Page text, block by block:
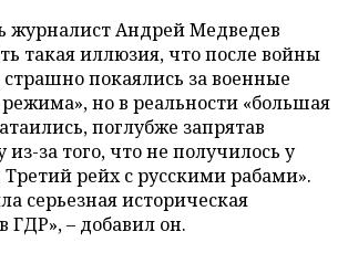
журналист Андрей Медведев
такая иллюзия, что после войны
покаялись за военные
но в реальности «большая
поглубже запрятав
из-за того, что не получилось у
рейх с русскими рабами».
серьезная историческая
ГДР», – добавил он.